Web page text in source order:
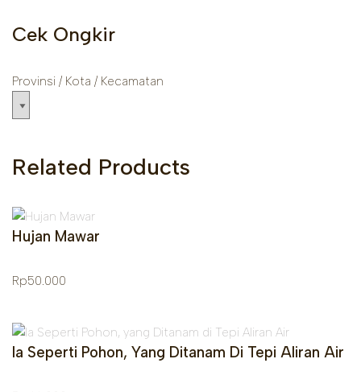
Cek Ongkir
Provinsi / Kota / Kecamatan
Related Products
Hujan Mawar
Rp50.000
Ia Seperti Pohon, Yang Ditanam Di Tepi Aliran Air